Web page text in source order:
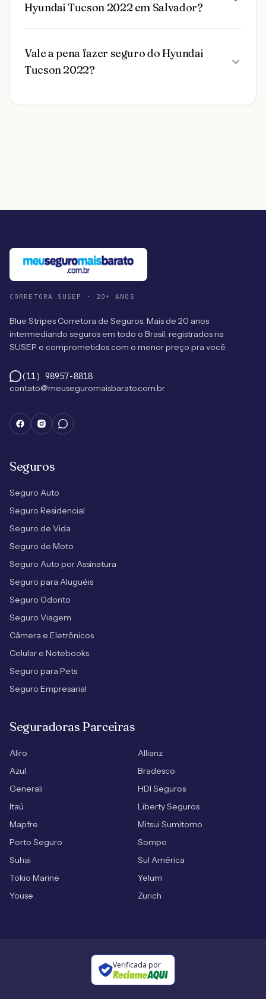
Hyundai Tucson 2022 em Salvador?
Vale a pena fazer seguro do Hyundai
Tucson 2022?
CORRETORA SUSEP · 20+ ANOS
Blue Stripes Corretora de Seguros. Mais de 20 anos
intermediando seguros em todo o Brasil, registrados na
SUSEP e comprometidos com o menor preço pra você.
(11) 98957-8818
contato@meuseguromaisbarato.com.br
Seguros
Seguro Auto
Seguro Residencial
Seguro de Vida
Seguro de Moto
Seguro Auto por Assinatura
Seguro para Aluguéis
Seguro Odonto
Seguro Viagem
Câmera e Eletrônicos
Celular e Notebooks
Seguro para Pets
Seguro Empresarial
Seguradoras Parceiras
Aliro
Allianz
Azul
Bradesco
Generali
HDI Seguros
Itaú
Liberty Seguros
Mapfre
Mitsui Sumitomo
Porto Seguro
Sompo
Suhai
Sul América
Tokio Marine
Yelum
Youse
Zurich
Verificada por